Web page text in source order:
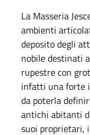
La Masseria
ambienti
deposito degli
nobile destinati
rupestre con
infatti una forte
da poterla
antichi abitanti
suoi proprietari,